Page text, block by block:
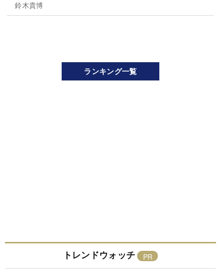
鈴木貴博
ランキング一覧
トレンドウォッチ